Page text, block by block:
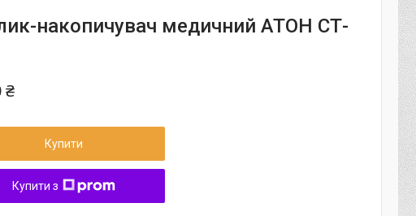
накопичувач медичний АТОН СТ-
₴
Купити
Купити з